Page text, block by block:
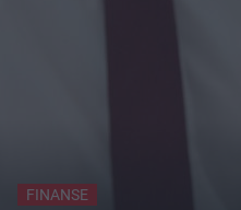
FINANSE